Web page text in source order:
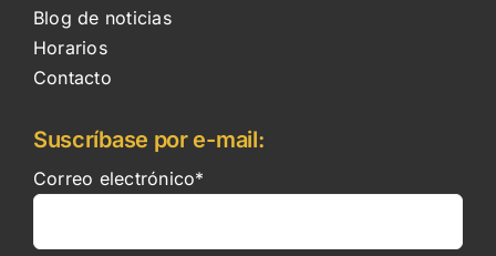
Blog de noticias
Horarios
Contacto
Suscríbase por e-mail:
Correo electrónico*